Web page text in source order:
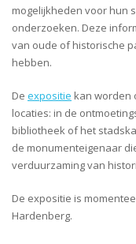
mogelijkheden voor hun
onderzoeken. Deze
van oude of historische
hebben.
De expositie kan worden
locaties: in de
bibliotheek of het
de monumenteigenaar
verduurzaming van
De expositie is
Hardenberg.